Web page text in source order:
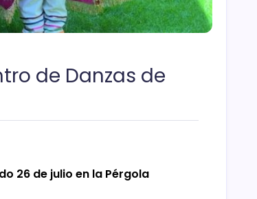
de Danzas de
26 de julio en la Pérgola